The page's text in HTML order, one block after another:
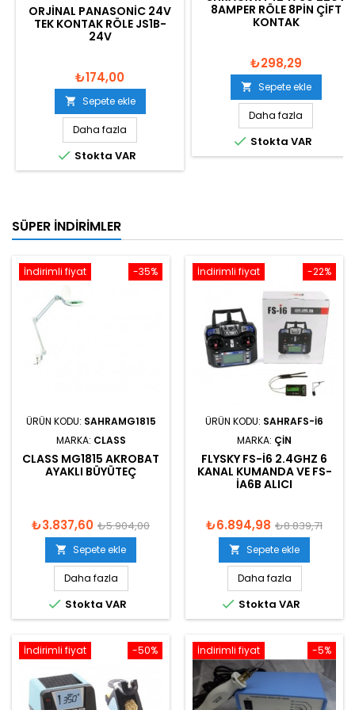
ORJINAL PANASONIC 24V
TEK KONTAK RÖLE JS1B-
24V
₺174,00
 Sepete ekle
Daha fazla
 Stokta VAR
8AMPER RÖLE 8PIN ÇIFT
KONTAK
₺298,29
 Sepete ekle
Daha fazla
 Stokta VAR
SÜPER İNDIRIMLER
-35%
İndirimli fiyat
ÜRÜN KODU: SAHRAMG1815
MARKA: CLASS
CLASS MG1815 AKROBAT
AYAKLI BÜYÜTEÇ
₺3.837,60 ₺5.904,00
 Sepete ekle
Daha fazla
 Stokta VAR
-22%
İndirimli fiyat
ÜRÜN KODU: SAHRAFS-I6
MARKA: ÇIN
FLYSKY FS-I6 2.4GHZ 6
KANAL KUMANDA VE FS-
IA6B ALICI
₺6.894,98 ₺8.839,71
 Sepete ekle
Daha fazla
 Stokta VAR
-50%
İndirimli fiyat -5%
İndirimli fiyat